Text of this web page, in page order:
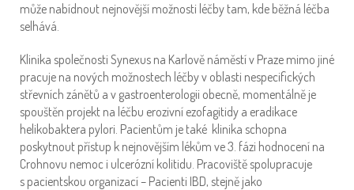
může nabídnout nejnovější možnosti léčby tam, kde běžná léčba
selhává.
Klinika společnosti Synexus na Karlově náměstí v Praze mimo jiné
pracuje na nových možnostech léčby v oblasti nespecifických
střevních zánětů a v gastroenterologii obecně, momentálně je
spouštěn projekt na léčbu erozivní ezofagitidy a eradikace
helikobaktera pylori. Pacientům je také klinika schopna
poskytnout přístup k nejnovějším lékům ve 3. fázi hodnocení na
Crohnovu nemoc i ulcerózní kolitidu. Pracoviště spolupracuje
s pacientskou organizací – Pacienti IBD, stejně jako